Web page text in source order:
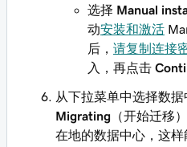
选择 Manual
动安装和激活
后， 请复制连接
入，再点击
从下拉菜单中选择数
Migrating （开始迁移
在地的数据中心，这